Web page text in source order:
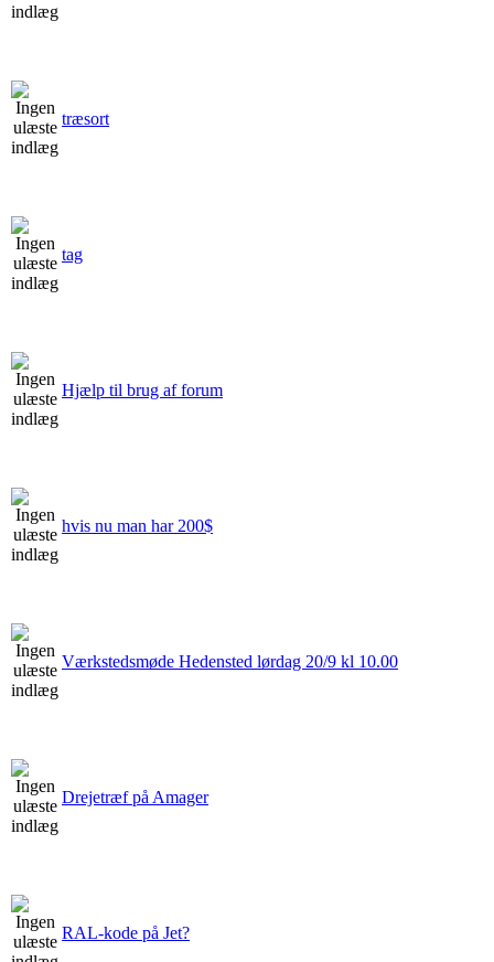
træsort
tag
Hjælp til brug af forum
hvis nu man har 200$
Værkstedsmøde Hedensted lørdag 20/9 kl 10.00
Drejetræf på Amager
RAL-kode på Jet?